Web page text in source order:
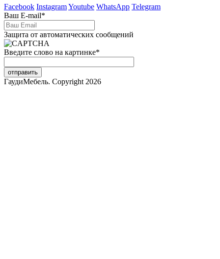
Facebook InstagramYoutube WhatsApp Telegram
Ваш E-mail*
Защита от автоматических сообщений
Введите слово на картинке*
ГаудиМебель. Copyright 2026